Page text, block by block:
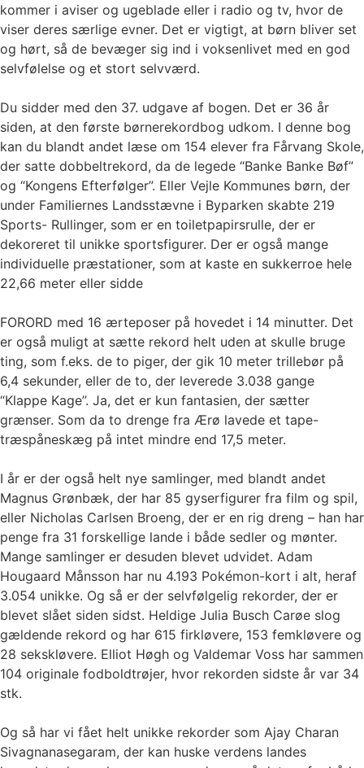
kommer i aviser og ugeblade eller i radio og tv, hvor de
viser deres særlige evner. Det er vigtigt, at børn bliver set
og hørt, så de bevæger sig ind i voksenlivet med en god
selvfølelse og et stort selvværd.
Du sidder med den 37. udgave af bogen. Det er 36 år
siden, at den første børnerekordbog udkom. I denne bog
kan du blandt andet læse om 154 elever fra Fårvang Skole,
der satte dobbeltrekord, da de legede “Banke Banke Bøf”
og “Kongens Efterfølger”. Eller Vejle Kommunes børn, der
under Familiernes Landsstævne i Byparken skabte 219
Sports- Rullinger, som er en toiletpapirsrulle, der er
dekoreret til unikke sportsfigurer. Der er også mange
individuelle præstationer, som at kaste en sukkerroe hele
22,66 meter eller sidde
FORORD med 16 ærteposer på hovedet i 14 minutter. Det
er også muligt at sætte rekord helt uden at skulle bruge
ting, som f.eks. de to piger, der gik 10 meter trillebør på
6,4 sekunder, eller de to, der leverede 3.038 gange
“Klappe Kage”. Ja, det er kun fantasien, der sætter
grænser. Som da to drenge fra Ærø lavede et tape-
træspåneskæg på intet mindre end 17,5 meter.
I år er der også helt nye samlinger, med blandt andet
Magnus Grønbæk, der har 85 gyserfigurer fra film og spil,
eller Nicholas Carlsen Broeng, der er en rig dreng – han har
penge fra 31 forskellige lande i både sedler og mønter.
Mange samlinger er desuden blevet udvidet. Adam
Hougaard Månsson har nu 4.193 Pokémon-kort i alt, heraf
3.054 unikke. Og så er der selvfølgelig rekorder, der er
blevet slået siden sidst. Heldige Julia Busch Carøe slog
gældende rekord og har 615 firkløvere, 153 femkløvere og
28 sekskløvere. Elliot Høgh og Valdemar Voss har sammen
104 originale fodboldtrøjer, hvor rekorden sidste år var 34
stk.
Og så har vi fået helt unikke rekorder som Ajay Charan
Sivagnanasegaram, der kan huske verdens landes